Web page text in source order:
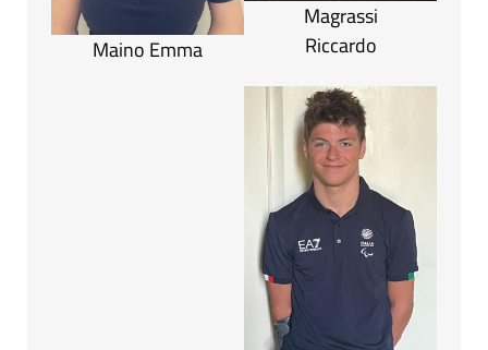
Maino Emma
Magrassi
Riccardo